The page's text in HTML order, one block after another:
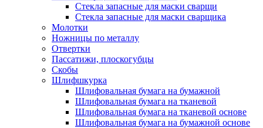
Стекла запасные для маски сварщи
Стекла запасные для маски сварщика
Молотки
Ножницы по металлу
Отвертки
Пассатижи, плоскогубцы
Скобы
Шлифшкурка
Шлифовальная бумага на бумажной
Шлифовальная бумага на тканевой
Шлифовальная бумага на тканевой основе
Шлифовальная бумага на бумажной основе